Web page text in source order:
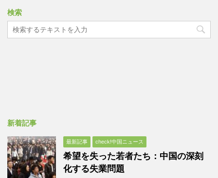
検索
新着記事
最新記事 check!中国ニュース
希望を失った若者たち：中国の深刻
化する失業問題